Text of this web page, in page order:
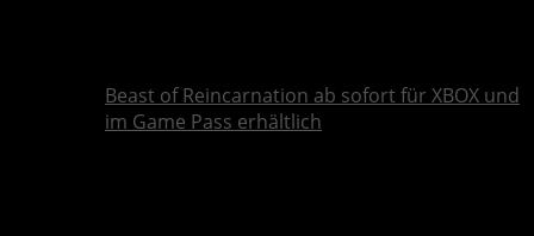
Beast of Reincarnation ab sofort für XBOX und
im Game Pass erhältlich